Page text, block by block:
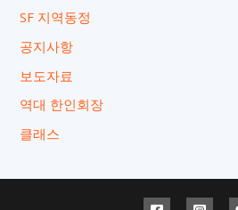
SF 지역동정
공지사항
보도자료
역대 한인회장
클래스